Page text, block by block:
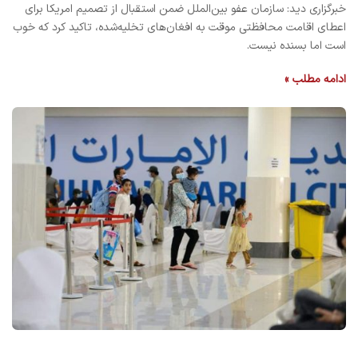
خبرگزاری دید: سازمان عفو بین‌الملل ضمن استقبال از تصمیم امریکا برای
اعطای اقامت محافظتی موقت به افغان‌های تخلیه‌شده، تاکید کرد که خوب
است اما بسنده نیست.
ادامه مطلب »